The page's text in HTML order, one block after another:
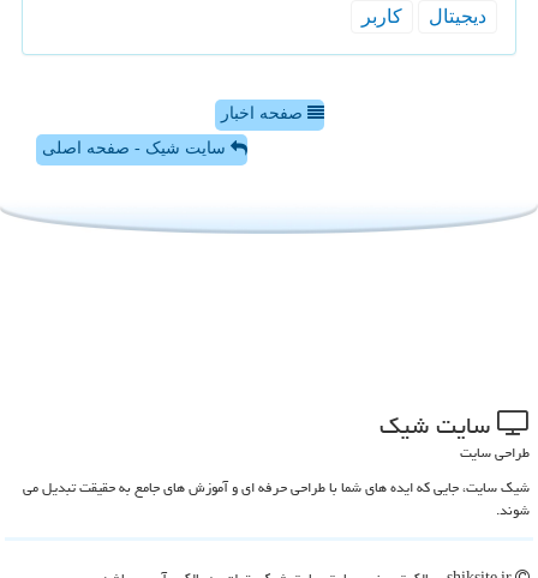
دیجیتال
كاربر
صفحه اخبار
سایت شیک - صفحه اصلی
سایت شیك
طراحی سایت
شیک سایت، جایی که ایده های شما با طراحی حرفه ای و آموزش های جامع به حقیقت تبدیل می
شوند.